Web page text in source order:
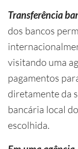
Transferência
dos bancos
visitando uma
pagamentos
diretamente da
bancária local
escolhida.